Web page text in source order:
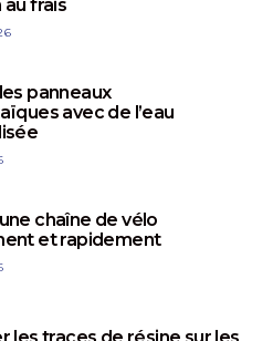
au frais
panneaux
avec de l’eau
chaîne de vélo
et rapidement